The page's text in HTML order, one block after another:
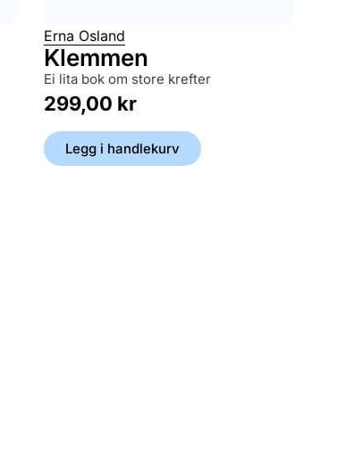
Erna Osland
Klemmen
ei lita bok om store krefter
299,00 kr
Legg i handlekurv